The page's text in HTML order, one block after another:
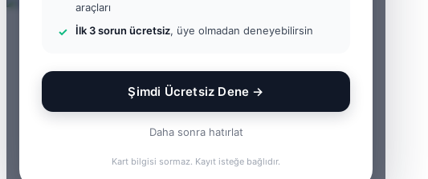
araçları
İlk 3 sorun ücretsiz, üye olmadan deneyebilirsin
Şimdi Ücretsiz Dene →
Daha sonra hatırlat
Kart bilgisi sormaz. Kayıt isteğe bağlıdır.
ANASAYFA
Ceza Hukuku
Gayrimenkul Hukuku
Medeni Hukuku
Tazminat Hukuku
Hap Bilgi